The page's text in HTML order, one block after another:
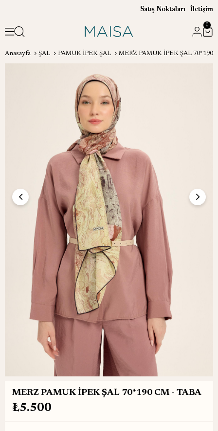
Satış Noktaları İletişim
0
Anasayfa ŞAL PAMUK İPEK ŞAL MERZ PAMUK İPEK ŞAL 70*190
MERZ PAMUK İPEK ŞAL 70*190 CM - TABA
₺5.500